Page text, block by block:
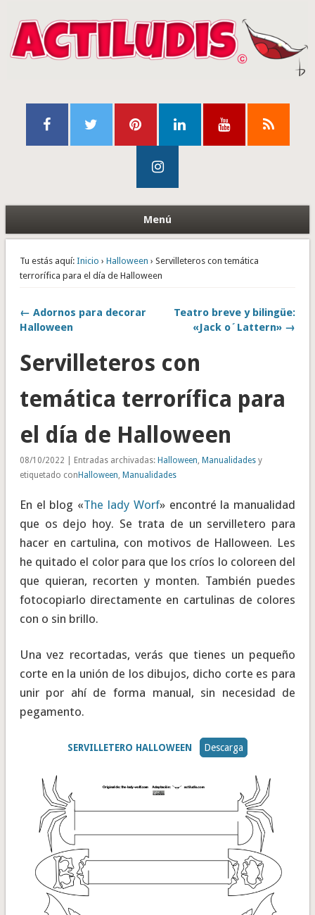
Menú
Tu estás aquí: Inicio › Halloween › Servilleteros con temática
terrorífica para el día de Halloween
← Adornos para decorar
Halloween
Teatro breve y bilingüe:
«Jack o´Lattern» →
Servilleteros con
temática terrorífica para
el día de Halloween
08/10/2022 | Entradas archivadas: Halloween, Manualidadesy
etiquetado con Halloween, Manualidades
En el blog «The lady Worf» encontré la manualidad
que os dejo hoy. Se trata de un servilletero para
hacer en cartulina, con motivos de Halloween. Les
he quitado el color para que los críos lo coloreen del
que quieran, recorten y monten. También puedes
fotocopiarlo directamente en cartulinas de colores
con o sin brillo.
Una vez recortadas, verás que tienes un pequeño
corte en la unión de los dibujos, dicho corte es para
unir por ahí de forma manual, sin necesidad de
pegamento.
SERVILLETERO HALLOWEEN Descarga